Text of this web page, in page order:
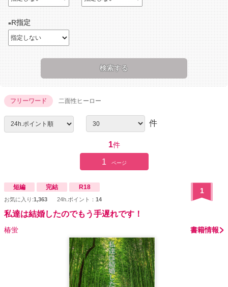
R指定
フリーワード 二面性ヒーロー
件
1件
1 ページ
短編 完結 R18
お気に入り:1,363 24h.ポイント： 14
1
私達は結婚したのでもう手遅れです！
椿蛍 書籍情報